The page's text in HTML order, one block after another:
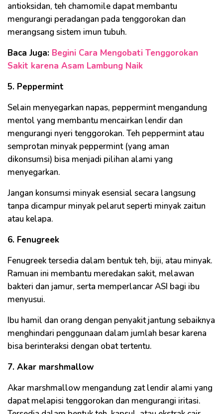
antioksidan, teh chamomile dapat membantu
mengurangi peradangan pada tenggorokan dan
merangsang sistem imun tubuh.
Baca Juga: Begini Cara Mengobati Tenggorokan
Sakit karena Asam Lambung Naik
5. Peppermint
Selain menyegarkan napas, peppermint mengandung
mentol yang membantu mencairkan lendir dan
mengurangi nyeri tenggorokan. Teh peppermint atau
semprotan minyak peppermint (yang aman
dikonsumsi) bisa menjadi pilihan alami yang
menyegarkan.
Jangan konsumsi minyak esensial secara langsung
tanpa dicampur minyak pelarut seperti minyak zaitun
atau kelapa.
6. Fenugreek
Fenugreek tersedia dalam bentuk teh, biji, atau minyak.
Ramuan ini membantu meredakan sakit, melawan
bakteri dan jamur, serta memperlancar ASI bagi ibu
menyusui.
Ibu hamil dan orang dengan penyakit jantung sebaiknya
menghindari penggunaan dalam jumlah besar karena
bisa berinteraksi dengan obat tertentu.
7. Akar marshmallow
Akar marshmallow mengandung zat lendir alami yang
dapat melapisi tenggorokan dan mengurangi iritasi.